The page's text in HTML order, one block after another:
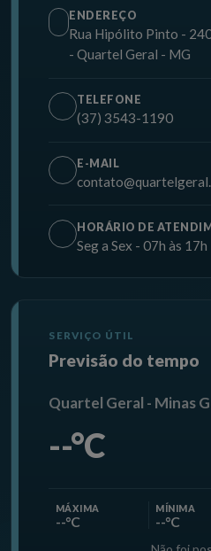
ENDEREÇO
Rua Hipólito Pinto -
- Quartel Geral - MG
TELEFONE
(37) 3543-1190
E-MAIL
HORÁRIO DE
Seg a Sex - 07h às 17h
SERVIÇO ÚTIL
Previsão do tempo
Quartel Geral - Minas
--°C
MÁXIMA
--°C
MÍNIMA
--°C